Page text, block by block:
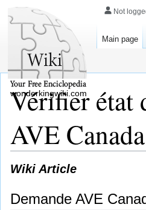
Vérifier état
AVE Canada
Wiki Article
Demande AVE
Not
Main page
wonderkingwiki.com